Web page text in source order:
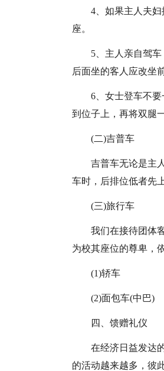
4、如果主人夫
座。
5、主人亲自驾
后面坐的客人应改坐
6、女士登车不
到位子上，再将双腿
(二)吉普车
吉普车无论是主
车时，后排位低者先
(三)旅行车
我们在接待团体
为校其座位的尊卑，
(1)轿车
(2)面包车(中巴)
四、馈赠礼仪
在经济日益发达
的活动越来越多，彼